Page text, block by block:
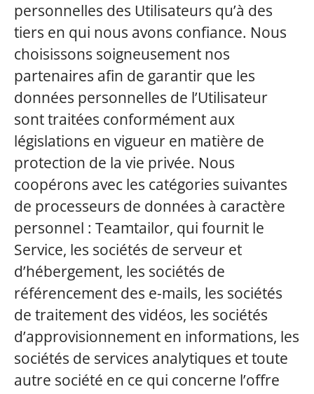
personnelles des Utilisateurs qu’à des
tiers en qui nous avons confiance. Nous
choisissons soigneusement nos
partenaires afin de garantir que les
données personnelles de l’Utilisateur
sont traitées conformément aux
législations en vigueur en matière de
protection de la vie privée. Nous
coopérons avec les catégories suivantes
de processeurs de données à caractère
personnel : Teamtailor, qui fournit le
Service, les sociétés de serveur et
d’hébergement, les sociétés de
référencement des e-mails, les sociétés
de traitement des vidéos, les sociétés
d’approvisionnement en informations, les
sociétés de services analytiques et toute
autre société en ce qui concerne l’offre